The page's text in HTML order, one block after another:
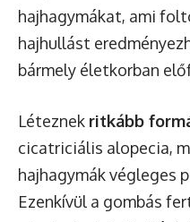
hajhagymákat, ami
hajhullást
bármely életkorban
Léteznek ritkább
cicatriciális alopecia,
hajhagymák végleges
Ezenkívül a gombás